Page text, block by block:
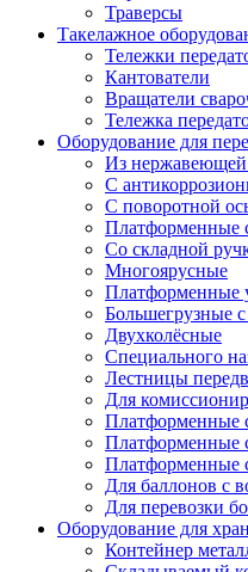
Траверсы
Такелажное
Тележки
Кантователи
Вращатели
Тележка
Оборудование для
Из нержавеющей
С
С поворотной
Платформенные
Со складной
Многоярусные
Платформенные
Большегрузные
Двухколёсные
Специального
Лестницы
Для
Для баллонов с
Для перевозки
Оборудование для
Контейнер